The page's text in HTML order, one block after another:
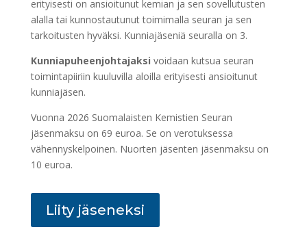
erityisesti on ansioitunut kemian ja sen sovellutusten
alalla tai kunnostautunut toimimalla seuran ja sen
tarkoitusten hyväksi. Kunniajäseniä seuralla on 3.
Kunniapuheenjohtajaksi voidaan kutsua seuran
toimintapiiriin kuuluvilla aloilla erityisesti ansioitunut
kunniajäsen.
Vuonna 2026 Suomalaisten Kemistien Seuran
jäsenmaksu on 69 euroa. Se on verotuksessa
vähennyskelpoinen. Nuorten jäsenten jäsenmaksu on
10 euroa.
Liity jäseneksi